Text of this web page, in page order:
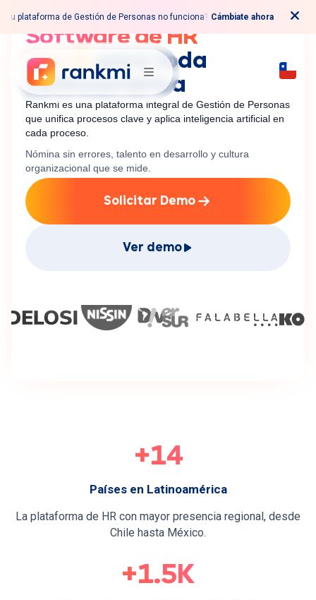
¿Tu plataforma de Gestión de Personas no funciona?Cámbiate ahora
Software de HR
con IApara toda
Latinoamérica
Rankmi es una plataforma integral de Gestión de Personas
que unifica procesos clave y aplica inteligencia artificial en
cada proceso.
Nómina sin errores, talento en desarrollo y cultura
organizacional que se mide.
Solicitar Demo
Ver demo
+14
Países en Latinoamérica
La plataforma de HR con mayor presencia regional, desde
Chile hasta México.
+1.5K